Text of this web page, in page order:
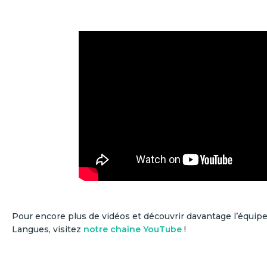
Pour encore plus de vidéos et découvrir davantage
Langues, visitez notre chaîne YouTube !